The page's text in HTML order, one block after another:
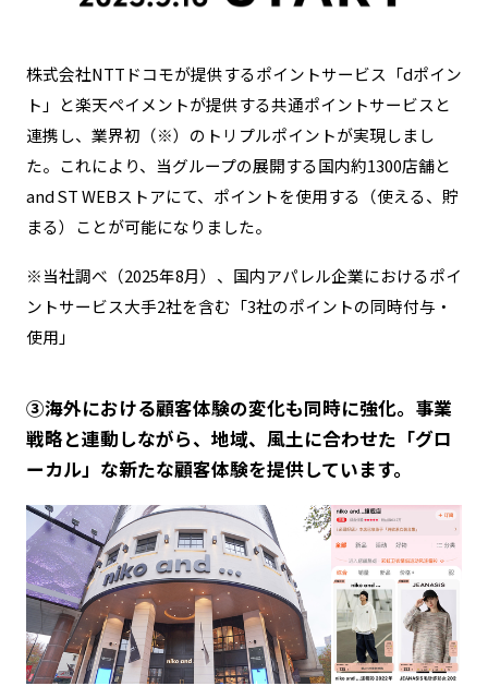
株式会社NTTドコモが提供するポイントサービス「dポイン
ト」と楽天ペイメントが提供する共通ポイントサービスと
連携し、業界初（※）のトリプルポイントが実現しまし
た。これにより、当グループの展開する国内約1300店舗と
and ST WEBストアにて、ポイントを使用する（使える、貯
まる）ことが可能になりました。
※当社調べ（2025年8月）、国内アパレル企業におけるポイ
ントサービス大手2社を含む「3社のポイントの同時付与・
使用」
③海外における顧客体験の変化も同時に強化。事業
戦略と連動しながら、地域、風土に合わせた「グロ
ーカル」な新たな顧客体験を提供しています。